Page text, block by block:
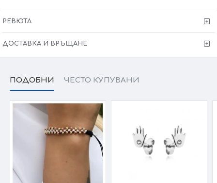
Защото всичко хубаво е с теб
РЕВЮТА
ДОСТАВКА И ВРЪЩАНЕ
ПОДОБНИ ЧЕСТО КУПУВАНИ